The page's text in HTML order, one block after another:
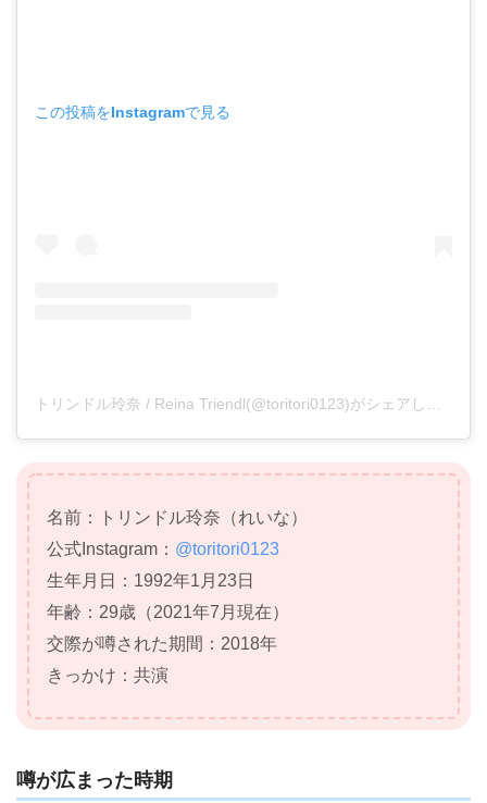
この投稿をInstagramで見る
名前：トリンドル玲奈（れいな）
公式 Instagram ： @toritori0123
生年月日：1992年1月23日
年齢：29歳（2021年7月現在）
交際が噂された期間：2018年
きっかけ：共演
噂が広まった時期